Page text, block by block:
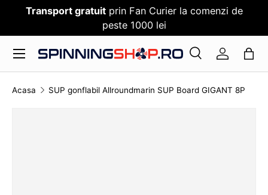
SARI PESTE CONTENT
Transport gratuitprin Fan Curier la comenzi de
peste 1000 lei
Cauta
CautaLog in
Meniu
Acasa SUP gonflabil Allroundmarin SUP Board GIGANT 8P